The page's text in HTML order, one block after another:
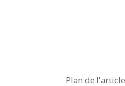
Plan de l'article